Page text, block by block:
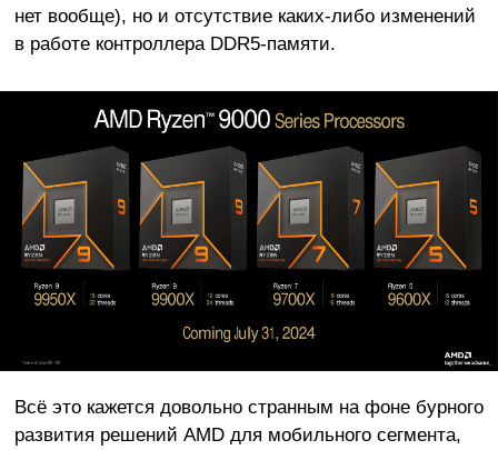
нет вообще), но и отсутствие каких-либо изменений
в работе контроллера DDR5-памяти.
Всё это кажется довольно странным на фоне бурного
развития решений AMD для мобильного сегмента,